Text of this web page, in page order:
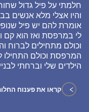
חלמתי על פיל גדול
והיו אצלי מלא אנשים
אומרת להם יש פיל
לי במרפסת ואז הוא קם
וכולם מתחילים לברוח
המרפסת וכולם התחילו
הילדים שלי וברחתי
> קראו את פענוח